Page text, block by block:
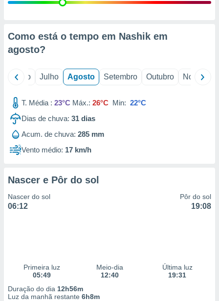
estudos
1199
Como está o tempo em Nashik em
agosto?
Junho Julho Agosto Setembro Outubro Novembro
T. Média : 23°C Máx.: 26°C Min: 22°C
Dias de chuva: 31 dias
Acum. de chuva: 285 mm
Vento médio: 17 km/h
Nascer e Pôr do sol
Nascer do sol
06:12
Pôr do sol
19:08
Primeira luz
05:49
Meio-dia
12:40
Última luz
19:31
Duração do dia 12h56m
Luz da manhã restante 6h8m